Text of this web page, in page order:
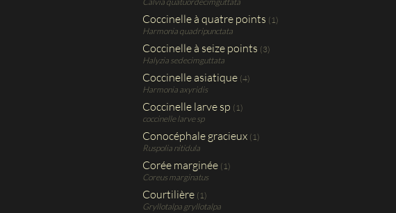
Coccinelle à quatre points (1)
Harmonia quadripunctata
Coccinelle à seize points (3)
Halyzia sedecimguttata
Coccinelle asiatique (4)
Harmonia axyridis
Coccinelle larve sp (1)
coccinelle larve sp
Conocéphale gracieux (1)
Ruspolia nitidula
Corée marginée (1)
Coreus marginatus
Courtilière (1)
Gryllotalpa gryllotalpa